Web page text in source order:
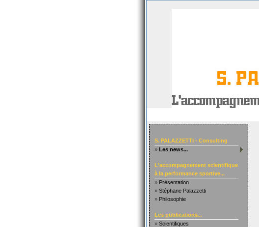
S. PALAZZETTI - Consulting
» Les news...
L'accompagnement scientifique
à la performance sportive...
» Présentation
» Stéphane Palazzetti
» Philosophie
Les publications...
» Scientifiques